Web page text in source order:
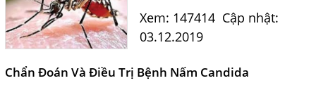
quan trọng vì giúp phát hiện
bệnh sớm, chọn lựa thuốc
bệnh diễn tiến nặng dẫn...
Xem: 147414 Cập nhật:
03.12.2019
Chẩn Đoán Và Điều Trị Bệnh Nấm Candida